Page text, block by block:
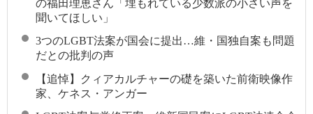
の福田理恵さん「埋もれている少数派の小さい声を
聞いてほしい」
3つのLGBT法案が国会に提出…維・国独自案も問題
だとの批判の声
【追悼】クィアカルチャーの礎を築いた前衛映像作
家、ケネス・アンガー